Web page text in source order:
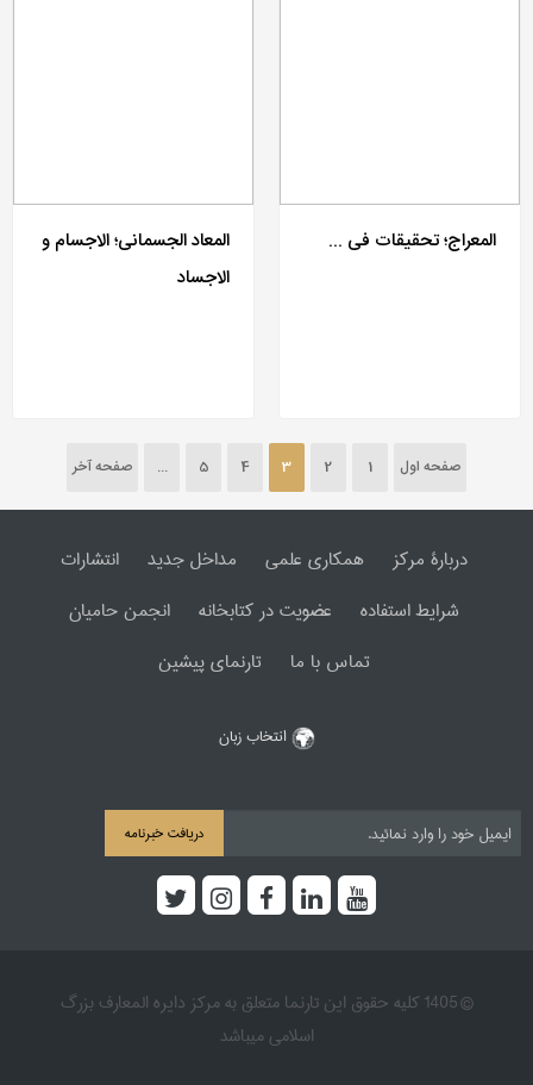
المعراج؛ تحقیقات فی ...
المعاد الجسمانی؛ الاجسام و
الاجساد
صفحه اول 1
2
3
4
5
... صفحه آخر
دربارۀ مرکز همکاری علمی مداخل جدید
انتشارات
شرایط استفاده
عضویت در کتابخانه
انجمن حامیان
تماس با ما
تارنمای پیشین
انتخاب زبان
دریافت خبرنامه
© 1405 کلیه حقوق این تارنما متعلق به مرکز دایره المعارف بزرگ
اسلامی میباشد